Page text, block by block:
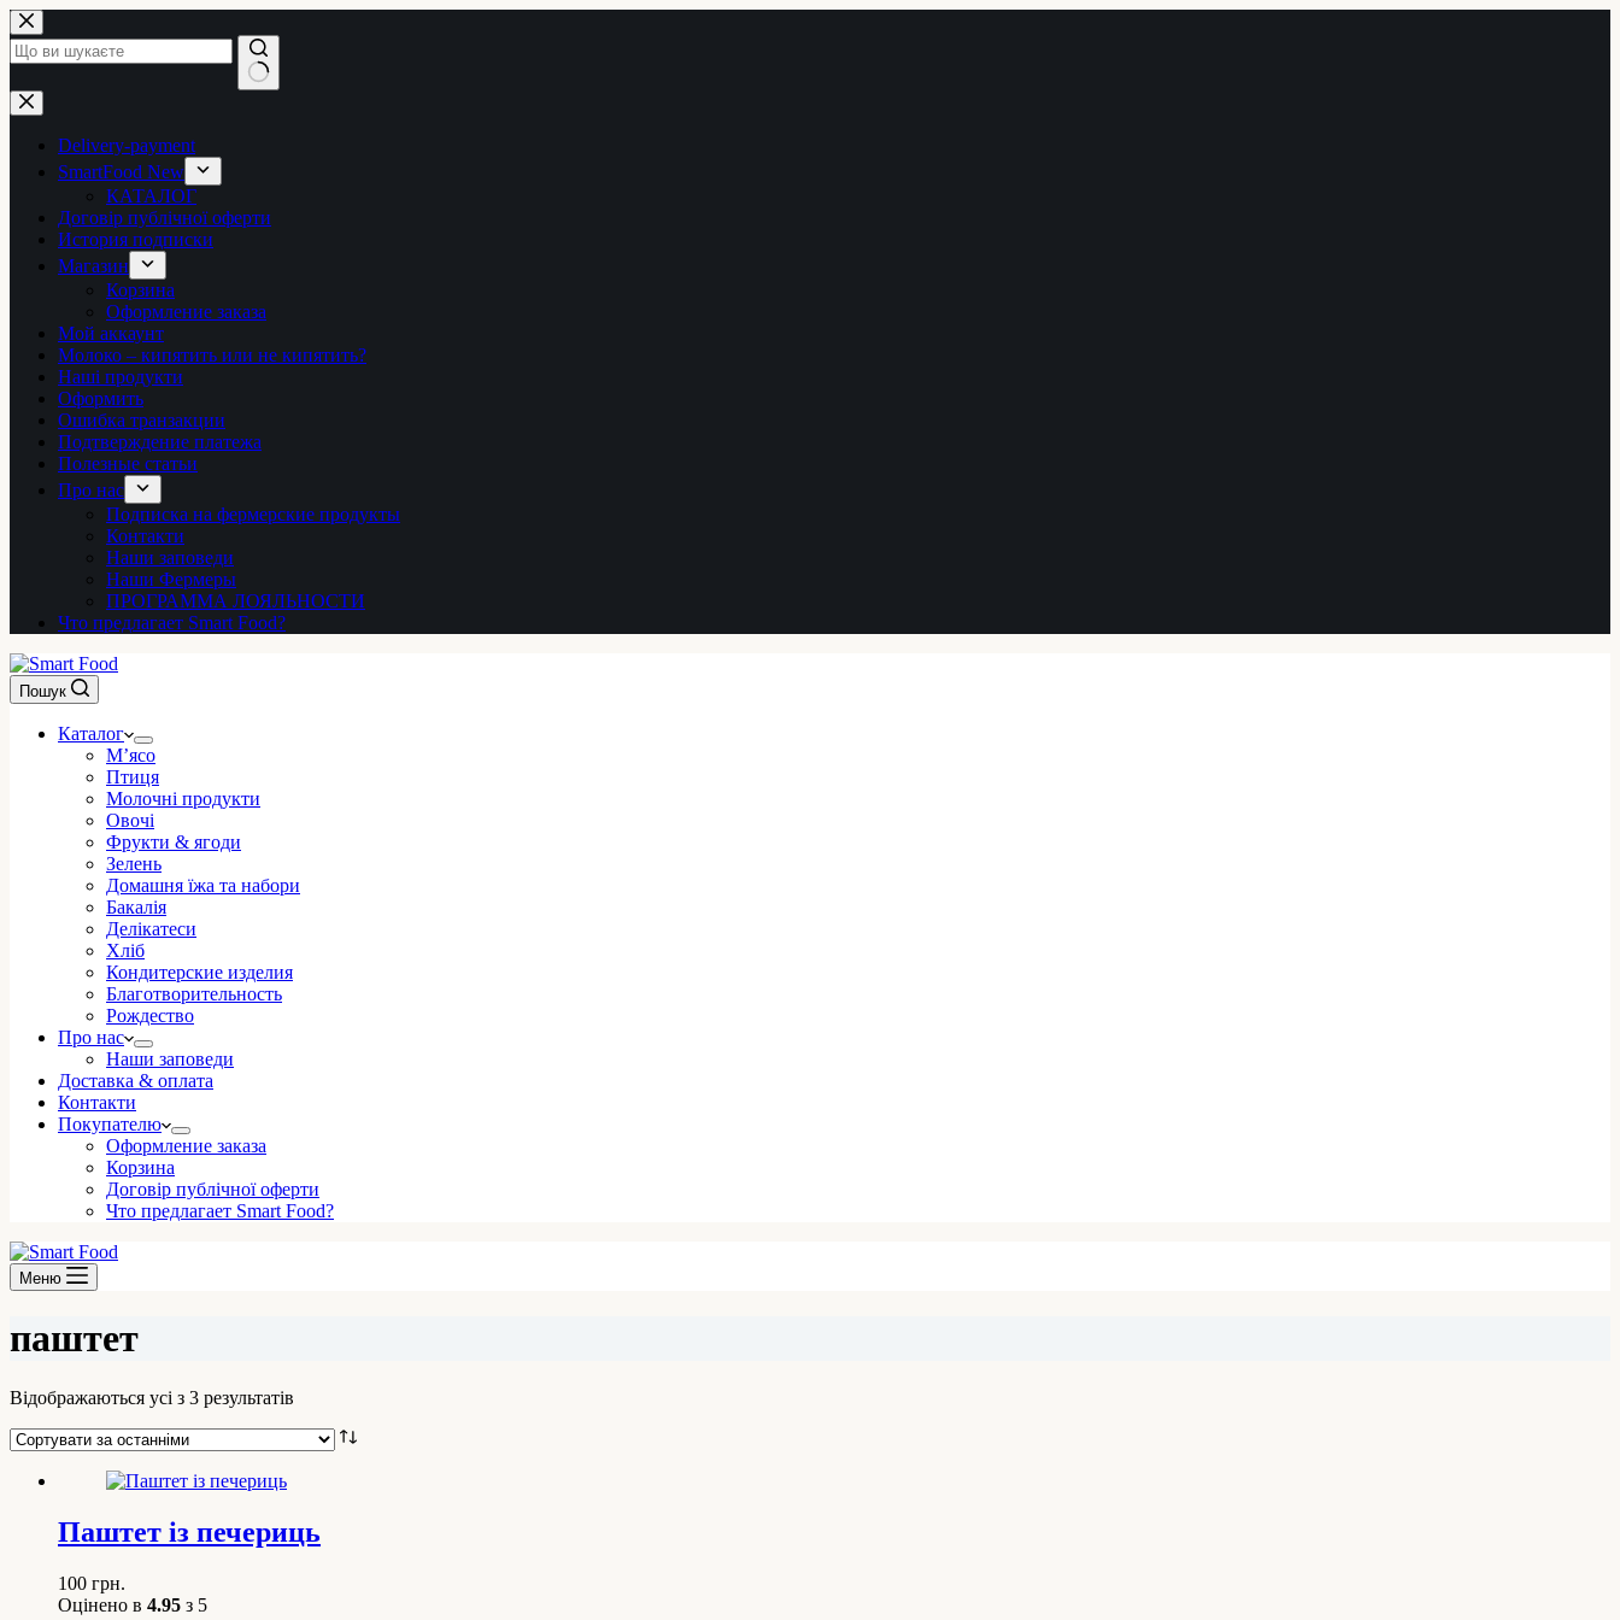
Перейти
до
вмісту
Немає
результатів
Delivery-payment
SmartFood New
КАТАЛОГ
Договір публічної оферти
История подписки
Магазин
Корзина
Оформление заказа
Мой аккаунт
Молоко – кипятить или не кипятить?
Наші продукти
Оформить
Ошибка транзакции
Подтверждение платежа
Полезные статьи
Про нас
Подписка на фермерские продукты
Контакти
Наши заповеди
Наши Фермеры
ПРОГРАММА ЛОЯЛЬНОСТИ
Что предлагает Smart Food?
Пошук
Каталог
М’ясо
Птиця
Молочні продукти
Овочі
Фрукти & ягоди
Зелень
Домашня їжа та набори
Бакалія
Делікатеси
Хліб
Кондитерские изделия
Благотворительность
Рождество
Про нас
Наши заповеди
Доставка & оплата
Контакти
Покупателю
Оформление заказа
Корзина
Договір публічної оферти
Что предлагает Smart Food?
Меню
паштет
Відображаються усі з 3 результатів
останнім
Паштет із печериць
100 грн.
Оцінено в 4.95 з 5